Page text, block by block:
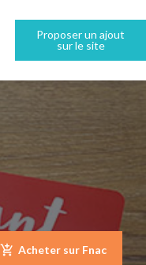
Proposer un ajout
sur le site
Acheter sur Fnac